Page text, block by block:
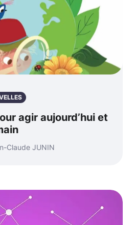
agir aujourd’hui et
Claude JUNIN